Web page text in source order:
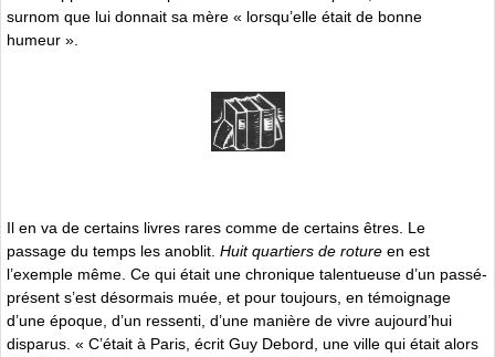
surnom que lui donnait sa mère « lorsqu’elle était de bonne
humeur ».
Il en va de certains livres rares comme de certains êtres. Le
passage du temps les anoblit. Huit quartiers de roture en est
l’exemple même. Ce qui était une chronique talentueuse d’un passé-
présent s’est désormais muée, et pour toujours, en témoignage
d’une époque, d’un ressenti, d’une manière de vivre aujourd’hui
disparus. « C’était à Paris, écrit Guy Debord, une ville qui était alors